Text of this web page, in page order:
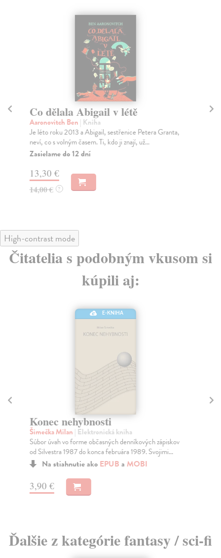
Co dělala Abigail v létě
Aaronovitch Ben | Kniha
Je léto roku 2013 a Abigail, sestřenice Petera Granta,
neví, co s volným časem. Ti, kdo ji znají, už...
Zasielame do 12 dní
13,30 €
14,00 € ?
High-contrast mode
Čitatelia s podobným vkusom si
kúpili aj:
E-KNIHA
Konec nehybnosti
Šimečka Milan | Elektronická kniha
Súbor úvah vo forme občasných denníkových zápiskov
od Silvestra 1987 do konca februára 1989. Svojimi...
Na stiahnutie ako EPUB a MOBI
3,90 €
Ďalšie z kategórie fantasy / sci-fi